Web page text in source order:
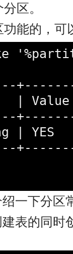
区。
能的，可
|
| YES
一下分区
表的同时